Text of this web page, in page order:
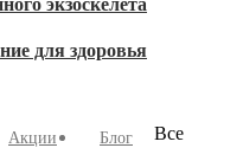
экзоскелета
для здоровья
Акции Блог
Все